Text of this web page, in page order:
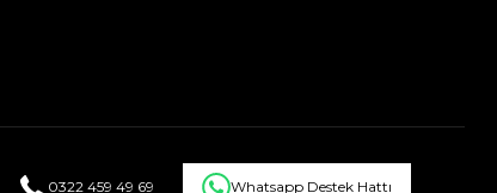
0322 459 49 69 Whatsapp Destek Hattı